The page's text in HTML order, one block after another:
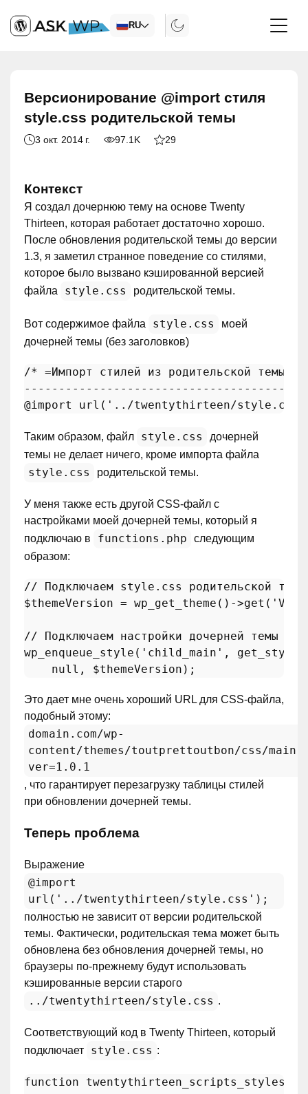
RU
Версионирование @import стиля
style.css родительской темы
3 окт. 2014 г. 97.1K 29
Контекст
Я создал дочернюю тему на основе Twenty
Thirteen, которая работает достаточно хорошо.
После обновления родительской темы до версии
1.3, я заметил странное поведение со стилями,
которое было вызвано кэшированной версией
файла
style.css родительской темы.
Вот содержимое файла style.css
моей
дочерней темы (без заголовков)
/* =Импорт стилей из родительской темы
@import
url( '../twentythirteen/style.css'
Таким образом, файл style.css
дочерней
темы не делает ничего, кроме импорта файла
style.css родительской темы.
У меня также есть другой CSS-файл с
настройками моей дочерней темы, который я
подключаю в
functions.php
следующим
образом:
// Подключаем style.css родительской
$themeVersion = wp_get_theme ()->get (
// Подключаем настройки дочерней темы
wp_enqueue_style ( 'child_main' ,
null , $themeVersion
Это дает мне очень хороший URL для CSS-файла,
подобный этому:
domain.com/wp-
content/themes/toutprettoutbon/css/
ver=1.0.1
, что гарантирует перезагрузку таблицы стилей
при обновлении дочерней темы.
Теперь проблема
Выражение
@import
url('../twentythirteen/style.css');
полностью не зависит от версии родительской
темы. Фактически, родительская тема может быть
обновлена без обновления дочерней темы, но
браузеры по-прежнему будут использовать
кэшированные версии старого
../twentythirteen/style.css .
Соответствующий код в Twenty Thirteen, который
подключает
style.css :
function twentythirteen_scripts_styles